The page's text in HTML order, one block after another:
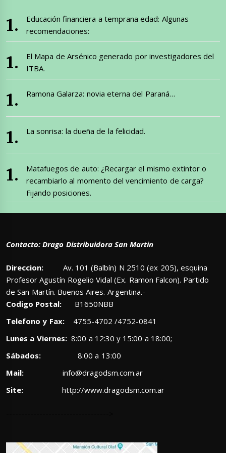
Educación financiera a temprana edad: Algunas
recomendaciones:
El Mapa de Arsénico generado por investigadores del
ITBA.
Ramona Galarza: novia eterna del Paraná…
La sonrisa: la dueña de la felicidad.
Matafuegos de auto: ¿Recargar el mismo extintor o
recambiarlo al momento del vencimiento de carga?
Fijando posiciones.
Contacto: Drago Distribuidora San Martin
Direccion: Av. 101 (Balbín) N 2510 (ex 205), esquina
Profesor Agustín Rogelio Vidal (Ex. Ramon Falcon). Partido
de San Martín. Buenos Aires. Argentina.-
Codigo Postal: B1650NBB
Telefono y Fax:4755-4702 /4752-0841
Lunes a Viernes:8:00 a 12:30 y 15:00 a 18:00;
Sábados: 8:00 a 13:00
Mail:
info@dragodsm.com.ar
Site:
http://www.dragodsm.com.ar